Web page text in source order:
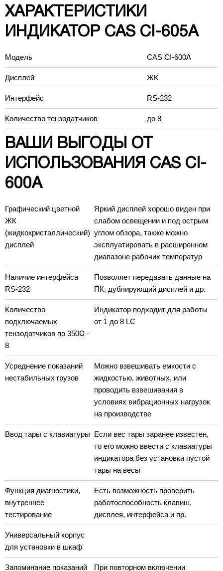
ХАРАКТЕРИСТИКИ
ИНДИКАТОР CAS CI-605A
Модель CAS CI-600A
Дисплей ЖК
Интерфейс RS-232
Количество тензодатчиков до 8
ВАШИ ВЫГОДЫ ОТ
ИСПОЛЬЗОВАНИЯ CAS CI-
600A
Графический цветной
ЖК
(жидкокристаллический)
дисплей
Яркий дисплей хорошо виден при
слабом освещении и под острым
углом обзора, также можно
эксплуатировать в расширенном
диапазоне рабочих температур
Наличие интерфейса
RS-232
Позволяет передавать данные на
ПК, дублирующий дисплей и др.
Количество
подключаемых
тензодатчиков по 350Ω -
8
Индикатор подходит для работы
от 1 до 8 LC
Усреднение показаний
нестабильных грузов
Можно взвешивать емкости с
жидкостью, животных, или
проводить взвешивания в
условиях вибрационных нагрузок
на производстве
Ввод тары с клавиатуры Если вес тары заранее известен,
то его можно ввести с клавиатуры
индикатора без установки пустой
тары на весы
Функция диагностики,
внутреннее
тестирование
Есть возможность проверить
работоспособность клавиш,
дисплея, интерфейса и пр.
Универсальный корпус
для установки в шкаф
Запоминание показаний При повторном включении